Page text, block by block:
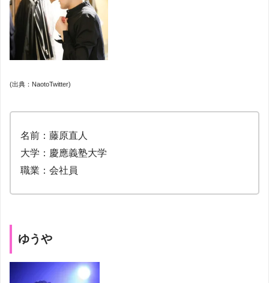
(出典：NaotoTwitter)
名前：藤原直人
大学：慶應義塾大学
職業：会社員
ゆうや